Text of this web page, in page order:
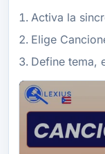
Activa la
Elige
Define tema,